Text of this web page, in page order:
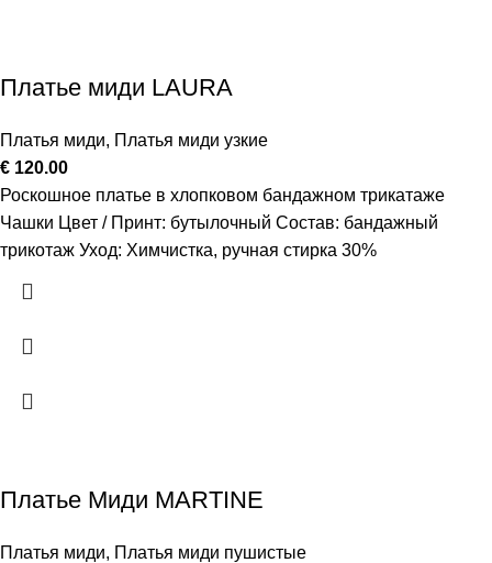
Платье миди LAURA
Платья миди, Платья миди узкие
€ 120.00
Роскошное платье в хлопковом бандажном трикатаже
Чашки Цвет / Принт: бутылочный Состав: бандажный
трикотаж Уход: Химчистка, ручная стирка 30%
Платье Миди MARTINE
Платья миди, Платья миди пушистые